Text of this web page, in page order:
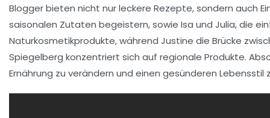
Blogger bieten nicht nurleckere Rezepte, sondern auch
saisonalen Zutaten begeistern, sowie Isa und Julia, die
Naturkosmetikprodukte, während Justine die Brücke
Spiegelberg konzentriert sich auf regionale Produkte.
Ernährung zu verändern und einen gesünderen Lebensstil